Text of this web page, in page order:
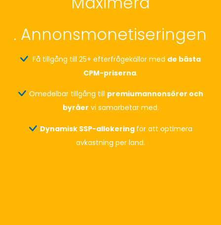
. Annonsmonetiseringen
Få tillgång till 25+ efterfrågekällor med de bästa
CPM-priserna.
Omedelbar tillgång till premiumannonsörer och
byråer vi samarbetar med.
Dynamisk SSP-allokering för att optimera
avkastning per land.